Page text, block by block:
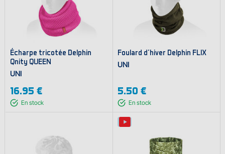
Écharpe tricotée Delphin
Qnity QUEEN
UNI
16.95 €
En stock
Foulard d'hiver Delphin FLIX
UNI
5.50 €
En stock